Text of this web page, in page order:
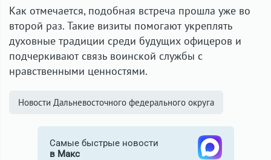
Как отмечается, подобная встреча прошла уже во
второй раз. Такие визиты помогают укреплять
духовные традиции среди будущих офицеров и
подчеркивают связь воинской службы с
нравственными ценностями.
Новости Дальневосточного федерального округа
Самые быстрые новости
в Макс